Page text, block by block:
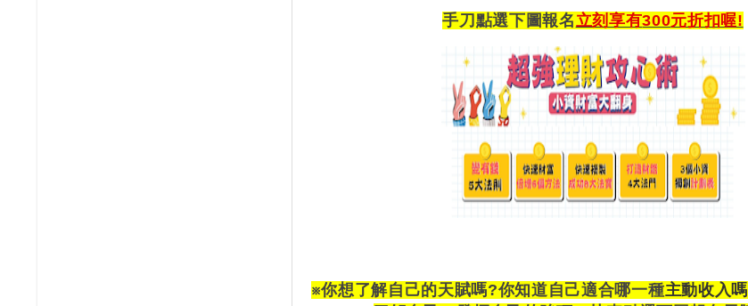
手刀點選下圖報名立刻享有300元折扣喔!
※你想了解自己的天賦嗎?你知道自己適合哪一種主動收入嗎